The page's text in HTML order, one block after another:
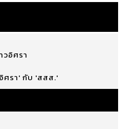
วอิศรา
ศรา' กับ 'สสส.'